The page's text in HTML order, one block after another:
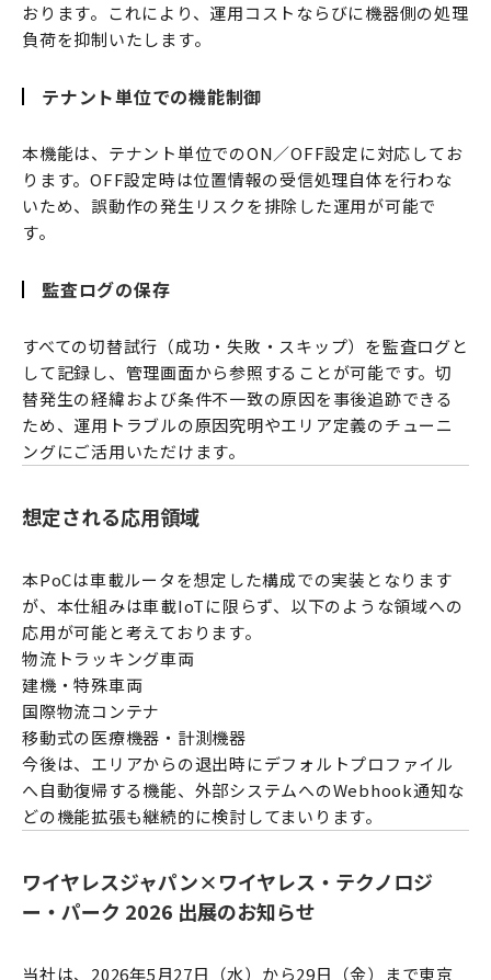
おります。これにより、運用コストならびに機器側の処理
負荷を抑制いたします。
テナント単位での機能制御
本機能は、テナント単位でのON／OFF設定に対応してお
ります。OFF設定時は位置情報の受信処理自体を行わな
いため、誤動作の発生リスクを排除した運用が可能で
す。
監査ログの保存
すべての切替試行（成功・失敗・スキップ）を監査ログと
して記録し、管理画面から参照することが可能です。切
替発生の経緯および条件不一致の原因を事後追跡できる
ため、運用トラブルの原因究明やエリア定義のチューニ
ングにご活用いただけます。
想定される応用領域
本PoCは車載ルータを想定した構成での実装となります
が、本仕組みは車載IoTに限らず、以下のような領域への
応用が可能と考えております。
物流トラッキング車両
建機・特殊車両
国際物流コンテナ
移動式の医療機器・計測機器
今後は、エリアからの退出時にデフォルトプロファイル
へ自動復帰する機能、外部システムへのWebhook通知な
どの機能拡張も継続的に検討してまいります。
ワイヤレスジャパン×ワイヤレス・テクノロジ
ー・パーク 2026 出展のお知らせ
当社は、2026年5月27日（水）から29日（金）まで東京